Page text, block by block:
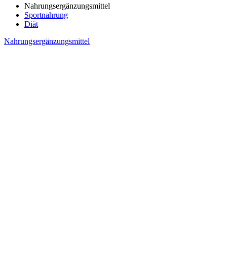
Nahrungsergänzungsmittel
Sportnahrung
Diät
Nahrungsergänzungsmittel